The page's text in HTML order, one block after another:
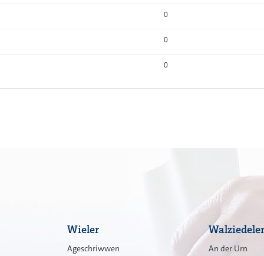
0
0
0
Wieler
Ageschriwwen An der Urn